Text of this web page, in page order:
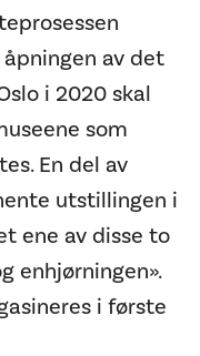
av det
i 2020 skal
som
En del av
utstillingen i
ene av disse to
enhjørningen».
i første